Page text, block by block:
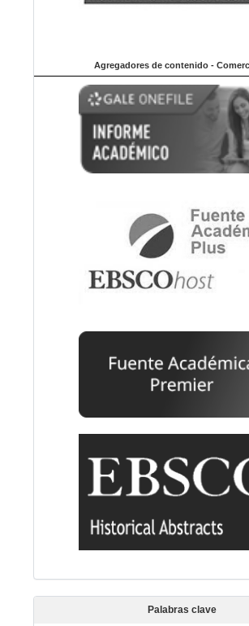
Agregadores de contenido -
Palabras clave